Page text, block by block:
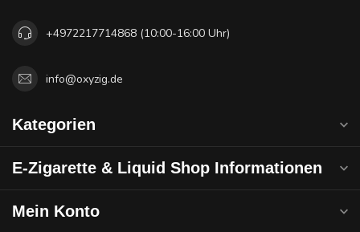
+4972217714868 (10:00-16:00 Uhr)
info@oxyzig.de
Kategorien
E-Zigarette & Liquid Shop Informationen
Mein Konto